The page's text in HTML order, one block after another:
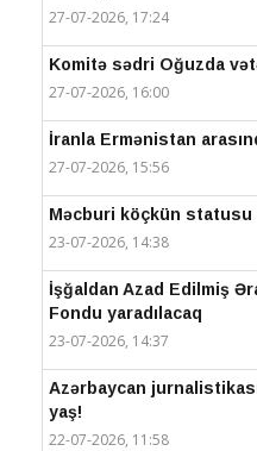
27-07-2026, 17:24
Komitə sədri Oğuzda
27-07-2026, 16:00
İranla Ermənistan
27-07-2026, 15:56
Məcburi köçkün
23-07-2026, 14:38
İşğaldan Azad Edilmiş
Fondu yaradılacaq
23-07-2026, 14:37
Azərbaycan
yaş!
22-07-2026, 11:58